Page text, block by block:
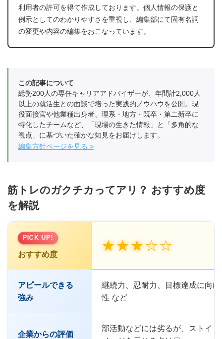
利用者の許可を得て作成しております。個人情報の保護と
例示としてのわかりやすさを重視し、編集部にて固有名詞
の変更や内容の編集をおこなっています。
この記事について
総勢200人の専任キャリアアドバイザーが、年間計2,000人
以上の就活生との面談で培った実践的ノウハウを公開。現
役面接官や他業種出身者、理系・地方・既卒・第二新卒に
特化したチームなど、「現場の生きた情報」と「多角的な
視点」に基づいた確かな知見をお届けします。
編集方針ページを見る
筋トレのガクチカってアリ？ おすすめ度
を解説
PICK UP!
おすすめ度
★★★☆☆
アピールできる
強み
継続力、忍耐力、目標達成に向
性 など
企業からの評価
部活動などには劣るが、ストイ